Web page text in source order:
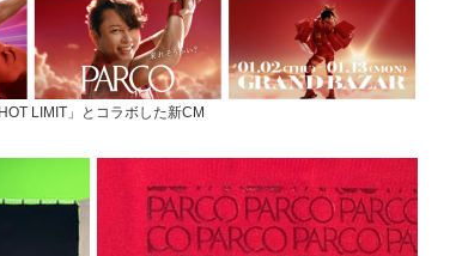
LIMIT」とコラボした新CM